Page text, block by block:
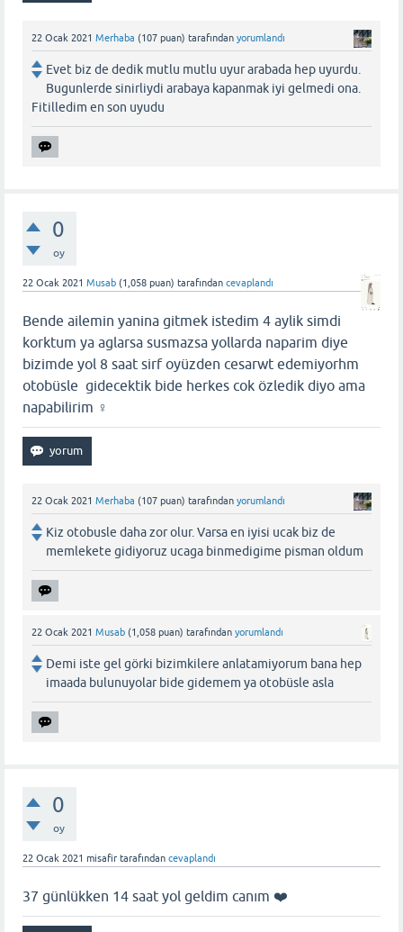
22 Ocak 2021 Merhaba (107 puan) tarafından yorumlandı
Evet biz de dedik mutlu mutlu uyur arabada hep uyurdu.
Bugunlerde sinirliydi arabaya kapanmak iyi gelmedi ona.
Fitilledim en son uyudu
0
oy
22 Ocak 2021 Musab (1,058 puan) tarafından cevaplandı
Bende ailemin yanina gitmek istedim 4 aylik simdi
korktum ya aglarsa susmazsa yollarda naparim diye
bizimde yol 8 saat sirf oyüzden cesarwt edemiyorhm
otobüsle gidecektik bide herkes cok özledik diyo ama
napabilirim ‍♀️
22 Ocak 2021 Merhaba (107 puan) tarafından yorumlandı
Kiz otobusle daha zor olur. Varsa en iyisi ucak biz de
memlekete gidiyoruz ucaga binmedigime pisman oldum
22 Ocak 2021 Musab (1,058 puan) tarafından yorumlandı
Demi iste gel görki bizimkilere anlatamiyorum bana hep
imaada bulunuyolar bide gidemem ya otobüsle asla
0
oy
22 Ocak 2021 misafir tarafından cevaplandı
37 günlükken 14 saat yol geldim canım ❤️